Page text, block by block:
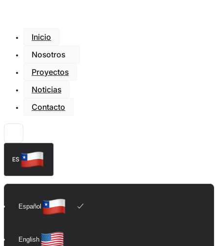
Inicio
Nosotros
Proyectos
Noticias
Contacto
ES
Español
English